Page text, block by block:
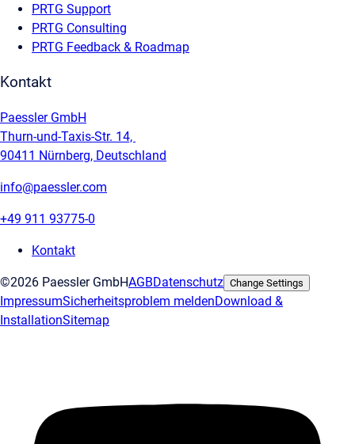
PRTG Support
PRTG Consulting
PRTG Feedback & Roadmap
Kontakt
Paessler GmbH
Thurn-und-Taxis-Str. 14,
90411 Nürnberg, Deutschland
info@paessler.com
+49 911 93775-0
Kontakt
©2026 Paessler GmbHAGBDatenschutz Change Settings
ImpressumSicherheitsproblem meldenDownload &
InstallationSitemap